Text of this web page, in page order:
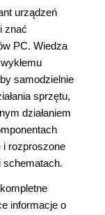
urządzeń
znać
PC. Wiedza
samodzielnie
sprzętu,
działaniem
i rozproszone
schematach.
informacje o